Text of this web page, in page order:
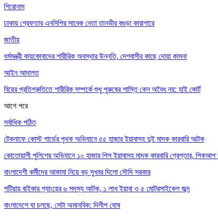
শিরোনাম
ঢাকায় গ্রেফতার এনসিপির সাবেক নেতা তানভীর বগুড়া কারাগারে
জাতীয়
ধর্মমন্ত্রী কায়কোবাদের শারীরিক অবস্থার উন্নতি, দেশবাসীর কাছে দোয়া কামনা
আইন আদালত
বিয়ের প্রতিশ্রুতিতে শারীরিক সম্পর্কে শুধু পুরুষের শাস্তি কেন অবৈধ নয়: হাই কোর্ট
আগে পরে
সর্বাধিক পঠিত
টেকনাফে কোস্ট গার্ডের পৃথক অভিযানে ৫৫ হাজার ইয়াবাসহ দুই মাদক কারবারি আটক
কোতোয়ালী পুলিশের অভিযানে ১০ হাজার পিস ইয়াবাসহ মাদক কারবারি গ্রেপ্তার, পিকআপ
বাংলাদেশী কর্মীদের আকামা নিয়ে বড় সুখবর দিলো সৌদি সরকার
পটিয়ায় বাইকার গ্যাংয়ের ৬ সদস্য আটক, ১ লাখ ইয়াবা ও ৫ মোটরসাইকেল জব্দ
বাংলাদেশে যা চলছে, সেটা অমানবিক: দিলীপ ঘোষ